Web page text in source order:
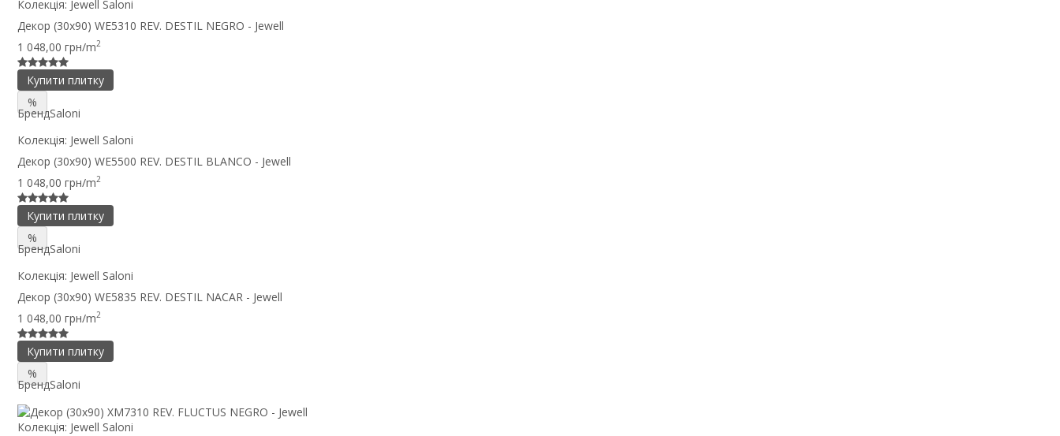
Колекція: Jewell Saloni
Декор (30x90) WE5310 REV. DESTIL NEGRO - Jewell
1 048,00 грн/m2
Купити плитку
%
БрендSaloni
Колекція: Jewell Saloni
Декор (30x90) WE5500 REV. DESTIL BLANCO - Jewell
1 048,00 грн/m2
Купити плитку
%
БрендSaloni
Колекція: Jewell Saloni
Декор (30x90) WE5835 REV. DESTIL NACAR - Jewell
1 048,00 грн/m2
Купити плитку
%
БрендSaloni
Колекція: Jewell Saloni